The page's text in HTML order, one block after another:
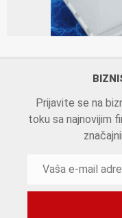
Prijavite se na
toku sa najnovijim